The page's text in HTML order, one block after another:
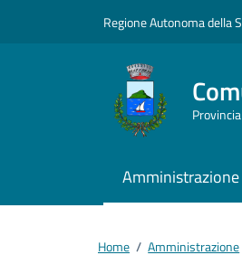
Regione Autonoma della
Amministrazione
Home / Amministrazione